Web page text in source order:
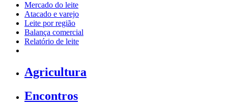
Mercado do leite
Atacado e varejo
Leite por região
Balança comercial
Relatório de leite
Agricultura
Encontros